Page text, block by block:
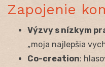
Zapojenie
Výzvy s nízkym
„moja najlepšia
Co-creation: